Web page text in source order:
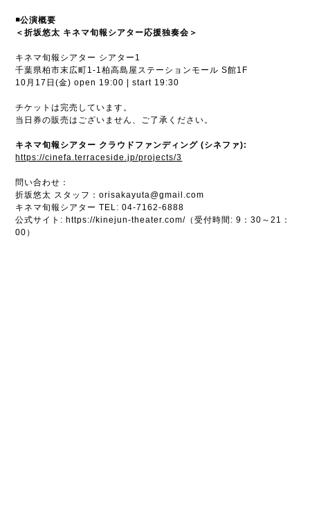
◾️公演概要
＜折坂悠太 キネマ旬報シアター応援独奏会＞
キネマ旬報シアター シアター1
千葉県柏市末広町1-1柏高島屋ステーションモール S館1F
10月17日(金) open 19:00 | start 19:30
チケットは完売しています。
当日券の販売はございません、ご了承ください。
キネマ旬報シアター クラウドファンディング (シネファ):
https://cinefa.terraceside.jp/projects/3
問い合わせ：
折坂悠太 スタッフ：orisakayuta@gmail.com
キネマ旬報シアター TEL: 04-7162-6888
公式サイト: https://kinejun-theater.com/（受付時間: 9：30～21：
00）